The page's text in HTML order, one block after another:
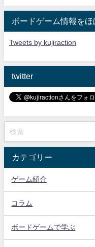
ボードゲーム情報をほ
Tweets by kujiraction
twitter
カテゴリー
ゲーム紹介
コラム
ボードゲームで学ぶ